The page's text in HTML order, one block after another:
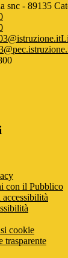
snc - 89135
con il Pubblico
cookie
trasparente